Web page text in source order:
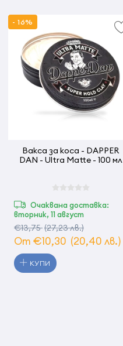
- 16%
Вакса за коса - DAPPER
DAN - Ultra Matte - 100 мл
Очаквана доставка:
вторник, 11 август
€13,75(27,23 лв.)
От €10,30 (20,40 лв.)
КУПИ